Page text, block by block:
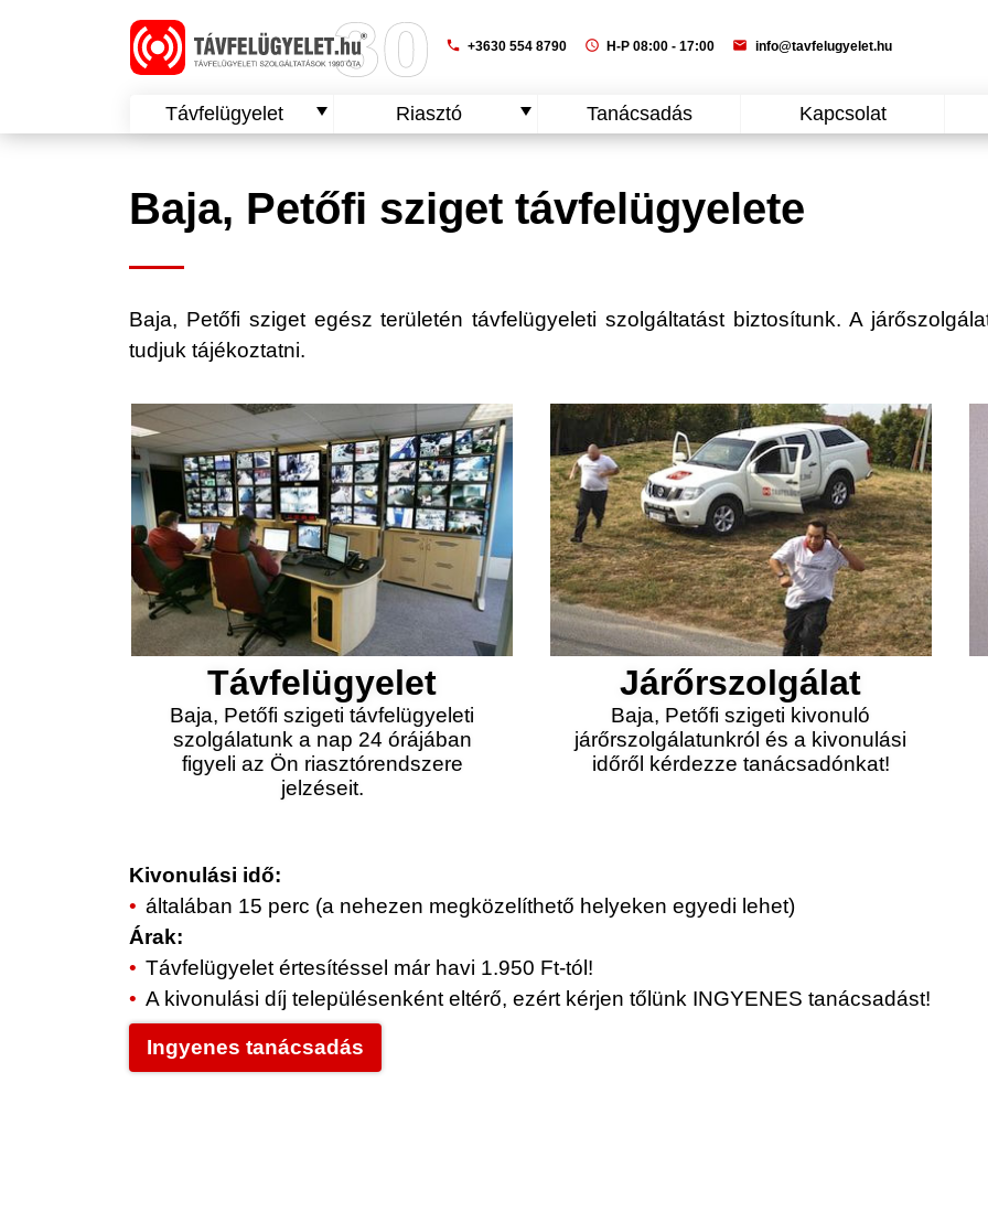
phone +3630 554 8790 schedule H-P 08:00 - 17:00 mail info@tavfelugyelet.hu
Távfelügyelet Riasztó Tanácsadás Kapcsolat
Baja, Petőfi sziget távfelügyelete
Baja, Petőfi sziget egész területén távfelügyeleti szolgáltatást biztosítunk. A
tudjuk tájékoztatni.
Távfelügyelet
Baja, Petőfi szigeti távfelügyeleti
szolgálatunk a nap 24 órájában
figyeli az Ön riasztórendszere
jelzéseit.
Járőrszolgálat
Baja, Petőfi szigeti kivonuló
járőrszolgálatunkról és a kivonulási
időről kérdezze tanácsadónkat!
Kivonulási idő:
általában 15 perc (a nehezen megközelíthető helyeken egyedi lehet)
Árak:
Távfelügyelet értesítéssel már havi 1.950 Ft-tól!
A kivonulási díj településenként eltérő, ezért kérjen tőlünk INGYENES tanácsadást!
Ingyenes tanácsadás